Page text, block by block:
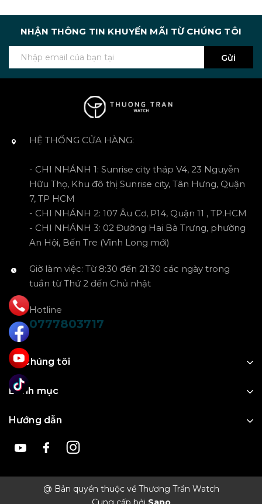
NHẬN THÔNG TIN KHUYẾN MÃI TỪ CHÚNG TÔI
Gửi
HỆ THỐNG CỬA HÀNG:
- CHI NHÁNH 1: Sunrise city tháp V4, 23 Nguyễn
Hữu Thọ, Khu đô thị Sunrise city, Tân Hưng, Quận
7, TP HCM
- CHI NHÁNH 2: 107 Âu Cơ, P14, Quận 11 , TP.HCM
- CHI NHÁNH 3: 02 Đường Hai Bà Trưng, phường
An Hội, Bến Tre (Vĩnh Long mới)
Giờ làm việc: Từ 8:30 đến 21:30 các ngày trong
tuần từ Thứ 2 đến Chủ nhật
Hotline
0777803717
Về chúng tôi
Danh mục
Hướng dẫn
@ Bản quyền thuộc về Thương Trần Watch